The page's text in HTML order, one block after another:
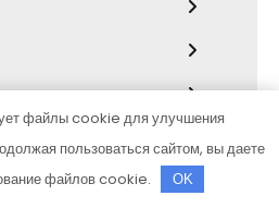
файлы cookie для улучшения
пользоваться сайтом, вы даете
файлов cookie.
OK